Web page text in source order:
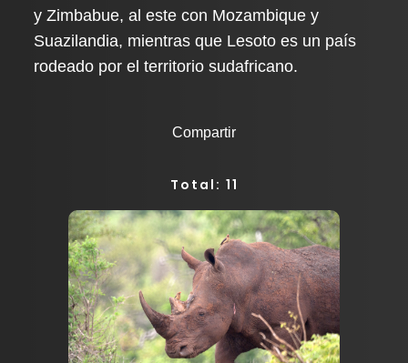
y Zimbabue, al este con Mozambique y
Suazilandia, mientras que Lesoto es un país
rodeado por el territorio sudafricano.
Compartir
Total: 11